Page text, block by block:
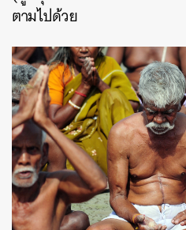
ตามไปด้วย